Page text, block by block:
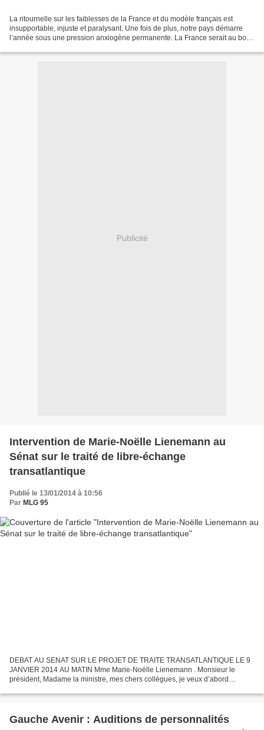
La ritournelle sur les faiblesses de la France et du modèle français est
insupportable, injuste et paralysant. Une fois de plus, notre pays démarre
l’année sous une pression anxiogène permanente. La France serait au bord
Publicité
Intervention de Marie-Noëlle Lienemann au
Sénat sur le traité de libre-échange
transatlantique
Publié le 13/01/2014 à 10:56
Par MLG 95
DEBAT AU SENAT SUR LE PROJET DE TRAITE TRANSATLANTIQUE LE 9
JANVIER 2014 AU MATIN Mme Marie-Noëlle Lienemann . Monsieur le
président, Madame la ministre, mes chers collègues, je veux d’abord
Gauche Avenir : Auditions de personnalités